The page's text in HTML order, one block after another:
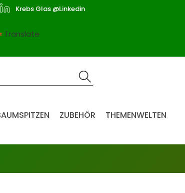
Krebs Glas @Linkedin
Translate
ZUBEHÖR
THEMENWELTEN